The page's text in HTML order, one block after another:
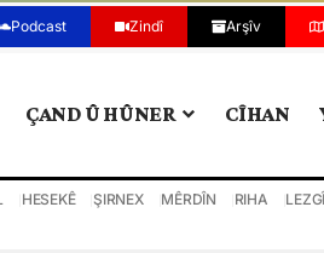
Podcast Zindî Arşîv
ÇAND Û HÛNER CÎHAN
HESEKÊ ŞIRNEX MÊRDÎN RIHA